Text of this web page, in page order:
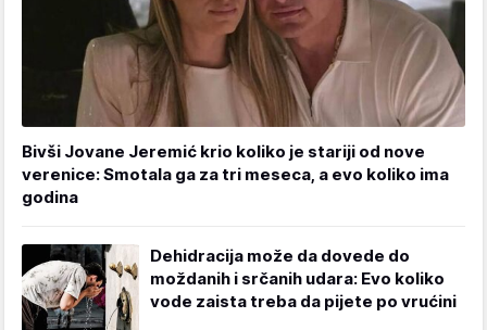
Bivši Jovane Jeremić krio koliko je stariji od nove
verenice: Smotala ga za tri meseca, a evo koliko ima
godina
Dehidracija može da dovede do
moždanih i srčanih udara: Evo koliko
vode zaista treba da pijete po vrućini